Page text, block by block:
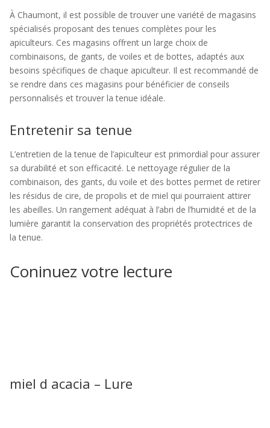
À Chaumont, il est possible de trouver une variété de magasins
spécialisés proposant des tenues complètes pour les
apiculteurs. Ces magasins offrent un large choix de
combinaisons, de gants, de voiles et de bottes, adaptés aux
besoins spécifiques de chaque apiculteur. Il est recommandé de
se rendre dans ces magasins pour bénéficier de conseils
personnalisés et trouver la tenue idéale.
Entretenir sa tenue
L’entretien de la tenue de l’apiculteur est primordial pour assurer
sa durabilité et son efficacité. Le nettoyage régulier de la
combinaison, des gants, du voile et des bottes permet de retirer
les résidus de cire, de propolis et de miel qui pourraient attirer
les abeilles. Un rangement adéquat à l’abri de l’humidité et de la
lumière garantit la conservation des propriétés protectrices de
la tenue.
Coninuez votre lecture
miel d acacia – Lure